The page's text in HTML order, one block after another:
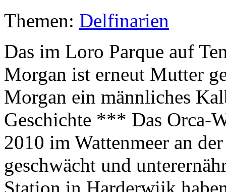
Themen: Delfinarien
Das im Loro Parque auf
Morgan ist erneut Mutter
Morgan ein männliches
Geschichte *** Das Orca-
2010 im Wattenmeer an
geschwächt und